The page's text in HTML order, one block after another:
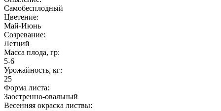
Самобесплодный
Цветение:
Май-Июнь
Созревание:
Летний
Масса плода, гр:
5-6
Урожайность, кг:
25
Форма листа:
Заостренно-овальный
Весенняя окраска листвы: